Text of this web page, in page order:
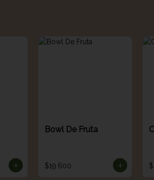
Bowl De Fruta
$19.600